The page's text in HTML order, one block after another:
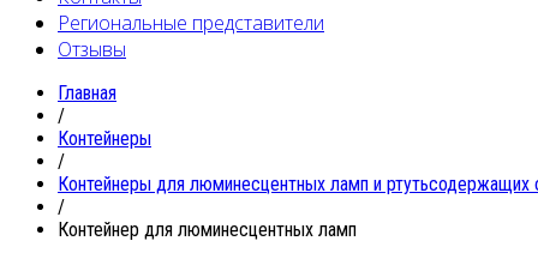
Региональные представители
Отзывы
Главная
/
Контейнеры
/
Контейнеры для люминесцентных ламп и ртутьсодержащих
/
Контейнер для люминесцентных ламп